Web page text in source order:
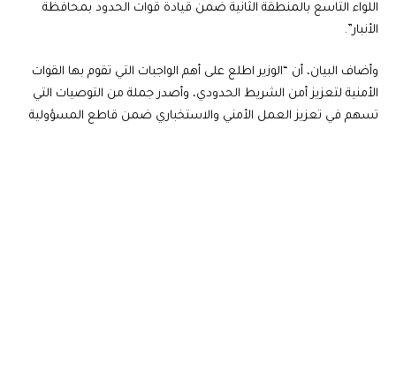
اللواء التاسع بالمنطقة الثانية ضمن قيادة قوات الحدود بمحافظة
الأنبار”.
وأضاف البيان، أن “الوزير اطلع على أهم الواجبات التي تقوم بها القوات
الأمنية لتعزيز أمن الشريط الحدودي، وأصدر جملة من التوصيات التي
تسهم في تعزيز العمل الأمني والاستخباري ضمن قاطع المسؤولية